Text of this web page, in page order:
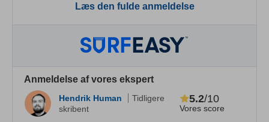
Læs den fulde anmeldelse
Anmeldelse af vores ekspert
Hendrik Human
Tidligere
skribent
Vores score
5.2/10